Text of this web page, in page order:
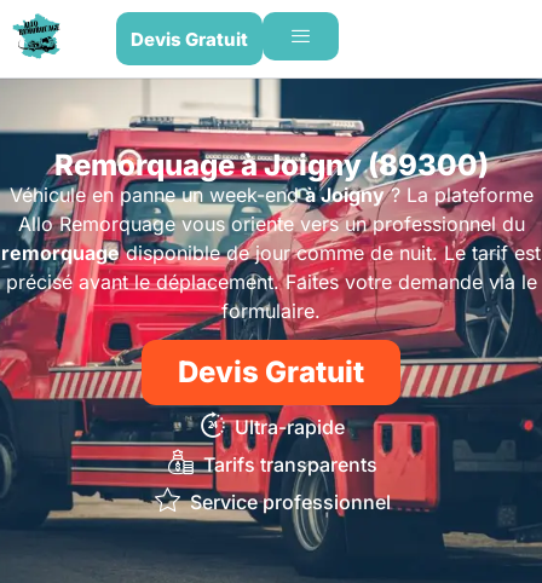
Devis Gratuit
Remorquage à Joigny (89300)
Véhicule en panne un week-endà Joigny? La plateforme
Allo Remorquage vous oriente vers un professionnel du
remorquagedisponible de jour comme de nuit. Le tarif est
précisé avant le déplacement. Faites votre demande via le
formulaire.
Devis Gratuit
Ultra-rapide
Tarifs transparents
Service professionnel